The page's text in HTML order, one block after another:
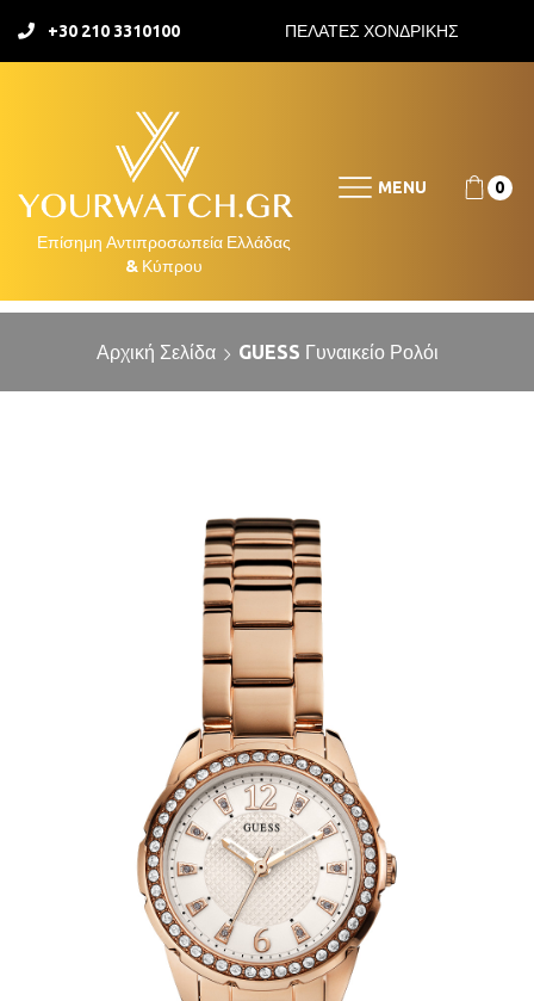
+30 210 3310100 ΠΕΛΑΤΕΣ ΧΟΝΔΡΙΚΗΣ
MENU 0
Αρχική Σελίδα GUESS Γυναικείο Ρολόι